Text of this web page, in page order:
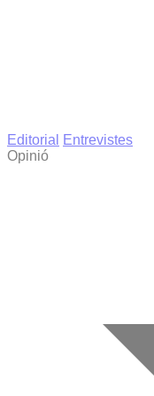
Editorial
Entrevistes
Opinió